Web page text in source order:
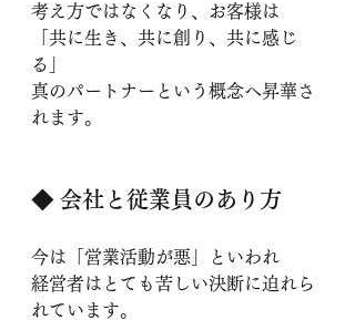
考え方ではなくなり、お客様は
「共に生き、共に創り、共に感じ
る」
真のパートナーという概念へ昇華さ
れます。
◆ 会社と従業員のあり方
今は「営業活動が悪」といわれ
経営者はとても苦しい決断に迫れら
れています。